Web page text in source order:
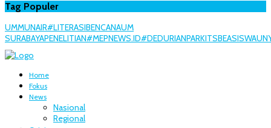
Tag Populer
UMMUNAIR#LITERASIBENCANAUM
SURABAYAPENELITIAN#MEPNEWS.ID#DEDURIANPARKITSBEASISWA
Home
Fokus
News
Nasional
Regional